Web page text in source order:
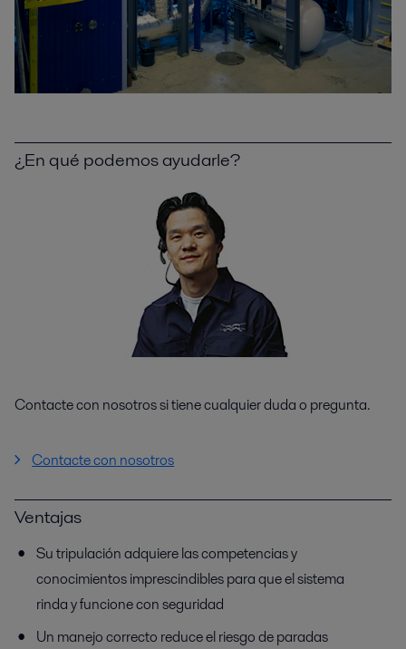
¿En qué podemos ayudarle?
Contacte con nosotros si tiene cualquier duda o pregunta.
Contacte con nosotros
Ventajas
Su tripulación adquiere las competencias y
conocimientos imprescindibles para que el sistema
rinda y funcione con seguridad
Un manejo correcto reduce el riesgo de paradas